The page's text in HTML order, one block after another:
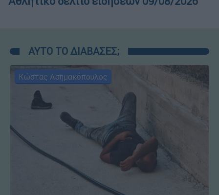
ΑΥΤΟ ΤΟ ΔΙΑΒΑΣΕΣ;
Κώστας Ασημακόπουλος